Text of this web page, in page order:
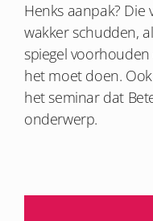
Henks aanpak? Die
wakker schudden,
spiegel
het moet doen.
het seminar dat
onderwerp.